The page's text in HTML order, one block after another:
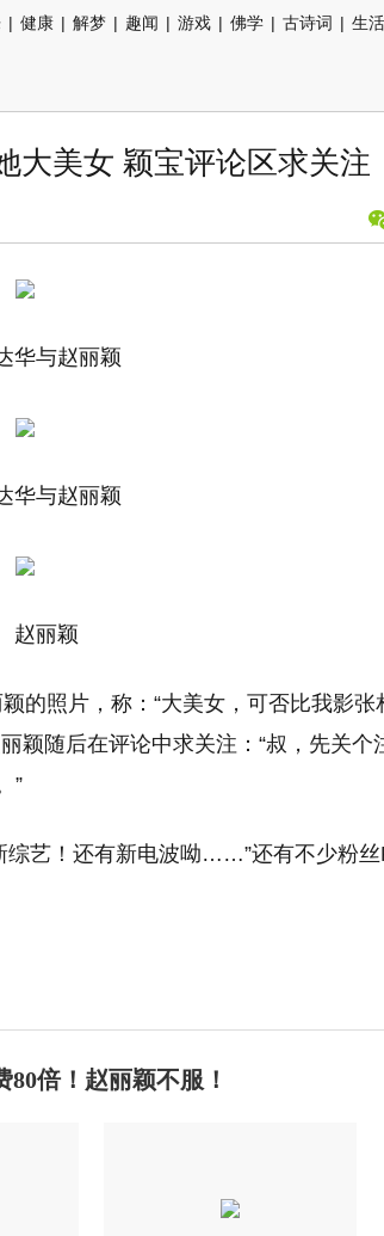
| 健康 | 解梦 | 趣闻 | 游戏 | 佛学 | 古诗词 | 生活
大美女 颖宝评论区求关注
与赵丽颖
与赵丽颖
丽颖
的照片，称：“大美女，可否比我影张
颖随后在评论中求关注：“叔，先关个
”
综艺！还有新电波呦……”还有不少粉
倍！赵丽颖不服！